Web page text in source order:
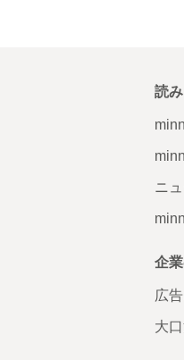
読
ニ
企
広
大